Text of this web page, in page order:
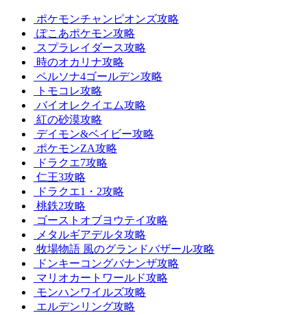
ポケモンチャンピオンズ攻略
ぽこあポケモン攻略
スプラレイダース攻略
時のオカリナ攻略
ペルソナ4ゴールデン攻略
トモコレ攻略
バイオレクイエム攻略
紅の砂漠攻略
デイモン&ベイビー攻略
ポケモンZA攻略
ドラクエ7攻略
仁王3攻略
ドラクエ1・2攻略
桃鉄2攻略
ゴーストオブヨウテイ攻略
メタルギアデルタ攻略
牧場物語 風のグランドバザール攻略
ドンキーコングバナンザ攻略
マリオカートワールド攻略
モンハンワイルズ攻略
エルデンリング攻略